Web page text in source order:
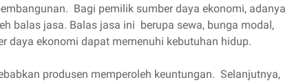
Bagi pemilik sumber daya ekonomi, adanya
balas jasa. Balas jasa ini berupa sewa, bunga modal,
daya ekonomi dapat memenuhi kebutuhan hidup.
produsen memperoleh keuntungan. Selanjutnya,